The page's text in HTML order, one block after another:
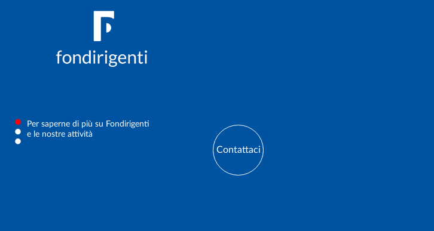
Per saperne di più su Fondirigenti
e le nostre attività
Contattaci